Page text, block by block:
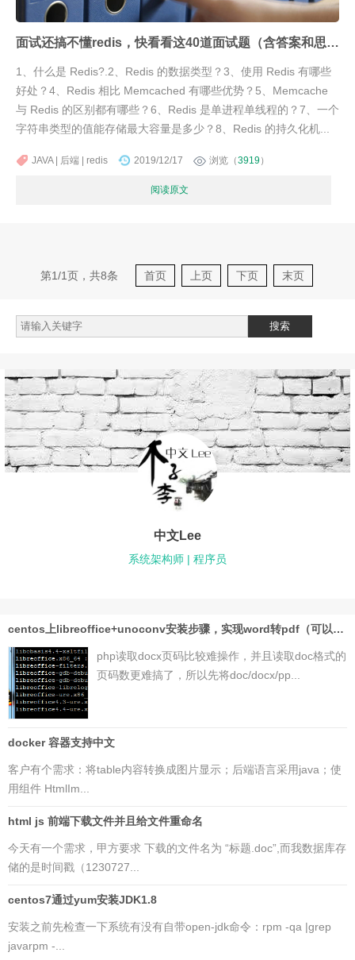
面试还搞不懂redis，快看看这40道面试题（含答案和思维导图）
1、什么是 Redis?.2、Redis 的数据类型？3、使用 Redis 有哪些
好处？4、Redis 相比 Memcached 有哪些优势？5、Memcache
与 Redis 的区别都有哪些？6、Redis 是单进程单线程的？7、一个
字符串类型的值能存储最大容量是多少？8、Redis 的持久化机...
JAVA | 后端 | redis 2019/12/17 浏览（3919）
阅读原文
第1/1页，共8条 首页 上页 下页 末页
中文Lee
系统架构师 | 程序员
centos上libreoffice+unoconv安装步骤，实现word转pdf（可以php读取pdf页码）
php读取docx页码比较难操作，并且读取doc格式的
页码数更难搞了，所以先将doc/docx/pp...
docker 容器支持中文
客户有个需求：将table内容转换成图片显示；后端语言采用java；使
用组件 HtmlIm...
html js 前端下载文件并且给文件重命名
今天有一个需求，甲方要求 下载的文件名为 “标题.doc”,而我数据库存
储的是时间戳（1230727...
centos7通过yum安装JDK1.8
安装之前先检查一下系统有没有自带open-jdk命令：rpm -qa |grep
javarpm -...